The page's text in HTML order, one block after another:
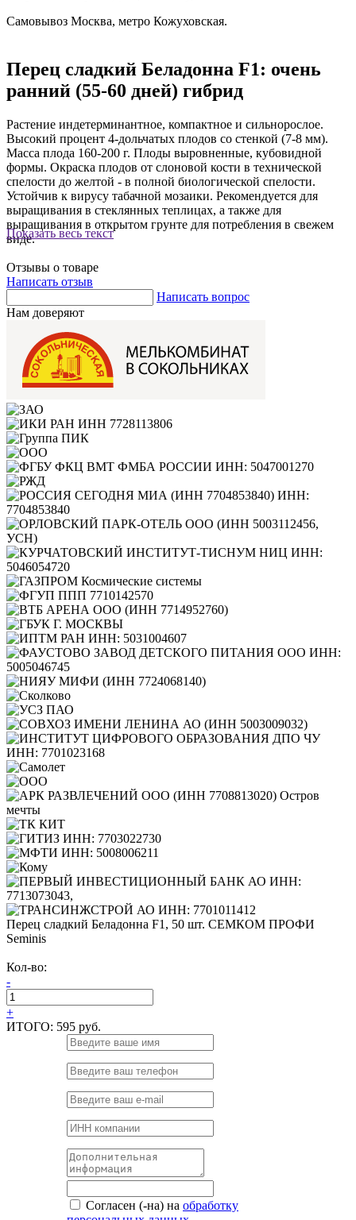
Показать весь текст
Самовывоз Москва, метро Кожуховская.
Перец сладкий Беладонна F1: очень
ранний (55-60 дней) гибрид
Растение индетерминантное, компактное и сильнорослое.
Высокий процент 4-дольчатых плодов со стенкой (7-8 мм).
Масса плода 160-200 г. Плоды выровненные, кубовидной
формы. Окраска плодов от слоновой кости в технической
спелости до желтой - в полной биологической спелости.
Устойчив к вирусу табачной мозаики. Рекомендуется для
выращивания в стеклянных теплицах, а также для
выращивания в открытом грунте для потребления в свежем
виде.
Отзывы о товаре
Написать отзыв
Написать вопрос
Нам доверяют
Перец сладкий Беладонна F1, 50 шт. СЕМКОМ ПРОФИ
Seminis
Кол-во:
-
+
ИТОГО: 595 руб.
Согласен (-на) на обработку